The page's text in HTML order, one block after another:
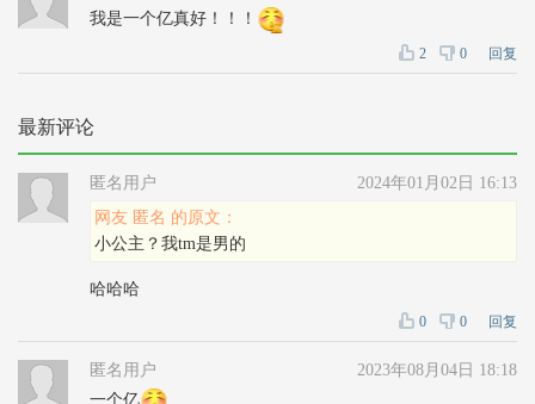
我是一个亿真好！！！
2 0 回复
最新评论
匿名用户
2024年01月02日 16:13
网友 匿名 的原文：
小公主？我tm是男的
哈哈哈
0 0 回复
匿名用户
2023年08月04日 18:18
一个亿